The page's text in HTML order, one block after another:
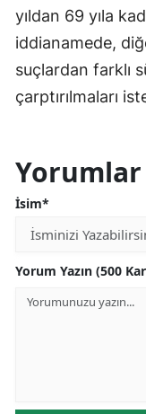
yıldan 69 yıla
iddianamede,
suçlardan farklı
çarptırılmaları
Yorumlar
İsim*
Yorum Yazın (500